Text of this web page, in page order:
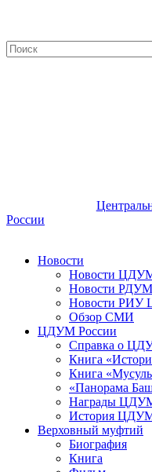
России
Новости
Новости
Новости РДУМ
Новости РИУ
Обзор СМИ
ЦДУМ России
Справка о
Книга
Книга
«Панорама
Награды
История ЦДУМ
Верховный муфтий
Биография
Книга